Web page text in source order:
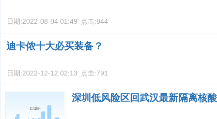
日期:2022-08-04 01:49 点击:844
迪卡侬十大必买装备？
日期:2022-12-12 02:13 点击:791
深圳低风险区回武汉最新隔离核